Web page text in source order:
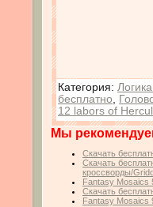
Категория:
бесплатно
12 labors of
Мы
Скачать
Скачать
кроссворды/
Fantasy Mosaics
Скачать
Fantasy Mosaics